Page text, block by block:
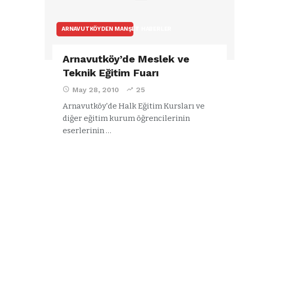
ARNAVUTKÖYDEN MANŞET HABERLER
Arnavutköy’de Meslek ve
Teknik Eğitim Fuarı
May 28, 2010 25
Arnavutköy'de Halk Eğitim Kursları ve
diğer eğitim kurum öğrencilerinin
eserlerinin …